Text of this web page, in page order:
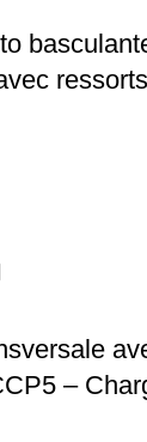
ressorts
–